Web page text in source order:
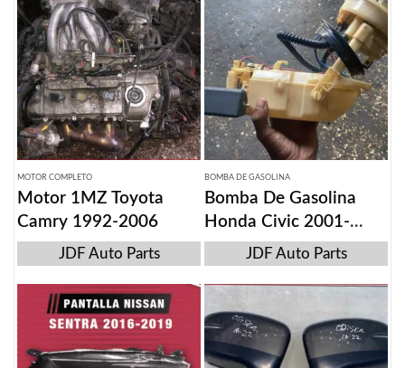
MOTOR COMPLETO
Motor 1MZ Toyota
Camry 1992-2006
JDF Auto Parts
BOMBA DE GASOLINA
Bomba De Gasolina
Honda Civic 2001-
2005JDF Auto Parts